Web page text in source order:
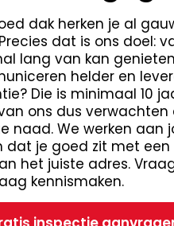
dak herken je al
dat is ons doel:
lang van kan
helder en
Die is minimaal 10
ons dus
naad. We werken aan
dat je goed zit met een
het juiste adres.
kennismaken.